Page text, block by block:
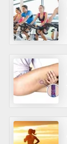
l
i
m
n
t
a
ç
ã
o